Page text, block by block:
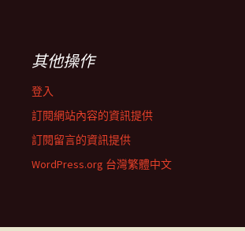
其他操作
登入
訂閱網站內容的資訊提供
訂閱留言的資訊提供
WordPress.org 台灣繁體中文